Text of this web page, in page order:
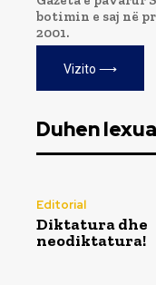
botimin e saj në
2001.
Vizito ⟶
Duhen
Editorial
Diktatura dhe
neodiktatura!